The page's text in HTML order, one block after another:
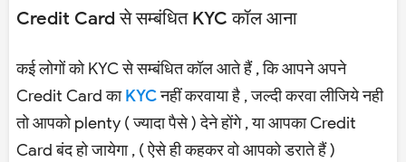
Credit Card से सम्बंधित KYC कॉल आना
कई लोगों को KYC से सम्बंधित कॉल आते हैं , कि आपने अपने
Credit Card काKYCनहीं करवाया है , जल्दी करवा लीजिये नही
तो आपको plenty ( ज्यादा पैसे ) देने होंगे , या आपका Credit
Card बंद हो जायेगा , ( ऐसे ही कहकर वो आपको डराते हैं )